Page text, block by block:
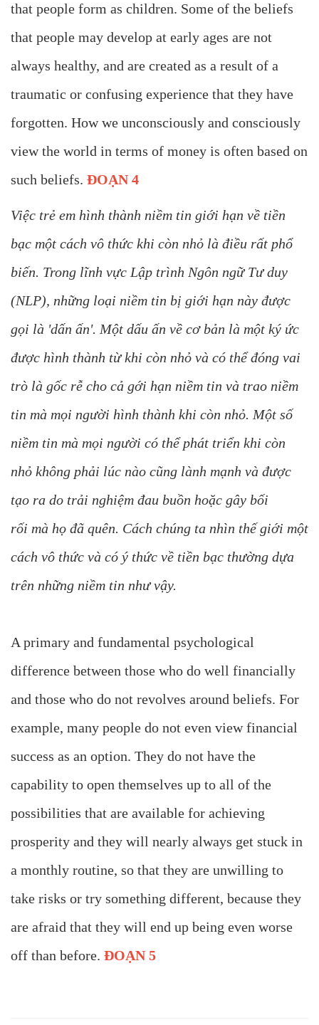
that people form as children. Some of the beliefs
that people may develop at early ages are not
always healthy, and are created as a result of a
traumatic or confusing experience that they have
forgotten. How we unconsciously and consciously
view the world in terms of money is often based on
such beliefs. ĐOẠN 4
Việc trẻ em hình thành niềm tin giới hạn về tiền
bạc một cách vô thức khi còn nhỏ là điều rất phổ
biến. Trong lĩnh vực Lập trình Ngôn ngữ Tư duy
(NLP), những loại niềm tin bị giới hạn này được
gọi là 'dấn ấn'. Một dấu ấn về cơ bản là một ký ức
được hình thành từ khi còn nhỏ và có thể đóng vai
trò là gốc rễ cho cả gới hạn niềm tin và trao niềm
tin mà mọi người hình thành khi còn nhỏ. Một số
niềm tin mà mọi người có thể phát triển khi còn
nhỏ không phải lúc nào cũng lành mạnh và được
tạo ra do trải nghiệm đau buồn hoặc gây bối
rối mà họ đã quên. Cách chúng ta nhìn thế giới một
cách vô thức và có ý thức về tiền bạc thường dựa
trên những niềm tin như vậy.
A primary and fundamental psychological
difference between those who do well financially
and those who do not revolves around beliefs. For
example, many people do not even view financial
success as an option. They do not have the
capability to open themselves up to all of the
possibilities that are available for achieving
prosperity and they will nearly always get stuck in
a monthly routine, so that they are unwilling to
take risks or try something different, because they
are afraid that they will end up being even worse
off than before. ĐOẠN 5